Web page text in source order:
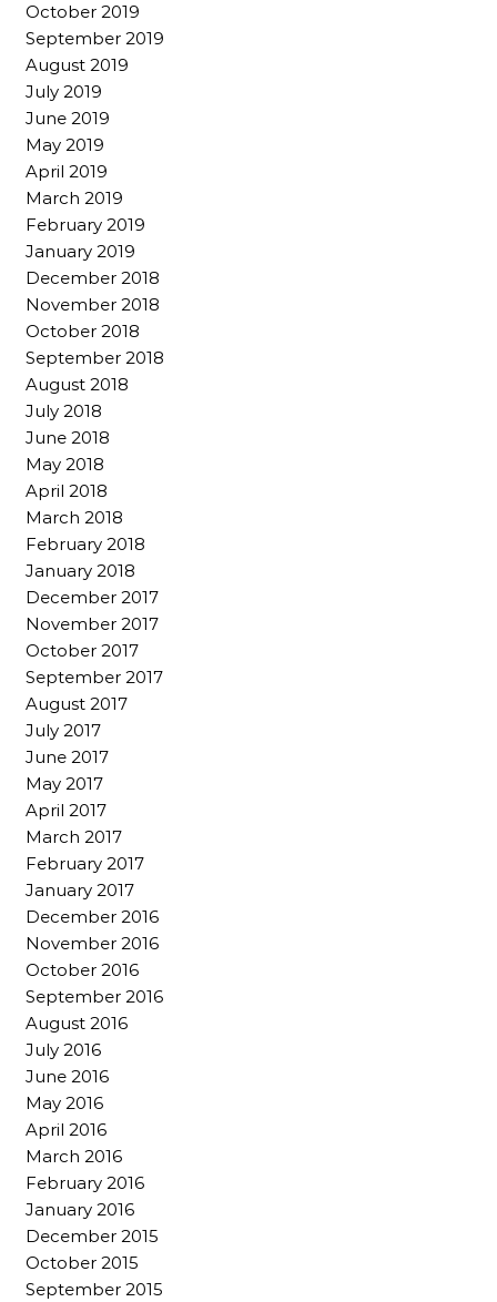
October 2019
September 2019
August 2019
July 2019
June 2019
May 2019
April 2019
March 2019
February 2019
January 2019
December 2018
November 2018
October 2018
September 2018
August 2018
July 2018
June 2018
May 2018
April 2018
March 2018
February 2018
January 2018
December 2017
November 2017
October 2017
September 2017
August 2017
July 2017
June 2017
May 2017
April 2017
March 2017
February 2017
January 2017
December 2016
November 2016
October 2016
September 2016
August 2016
July 2016
June 2016
May 2016
April 2016
March 2016
February 2016
January 2016
December 2015
October 2015
September 2015